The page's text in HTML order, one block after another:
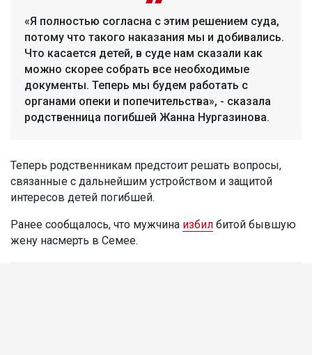
«Я полностью согласна с этим решением суда,
потому что такого наказания мы и добивались.
Что касается детей, в суде нам сказали как
можно скорее собрать все необходимые
документы. Теперь мы будем работать с
органами опеки и попечительства», - сказала
родственница погибшей Жанна Нургазинова.
Теперь родственникам предстоит решать вопросы,
связанные с дальнейшим устройством и защитой
интересов детей погибшей.
Ранее сообщалось, что мужчина избил битой бывшую
жену насмерть в Семее.